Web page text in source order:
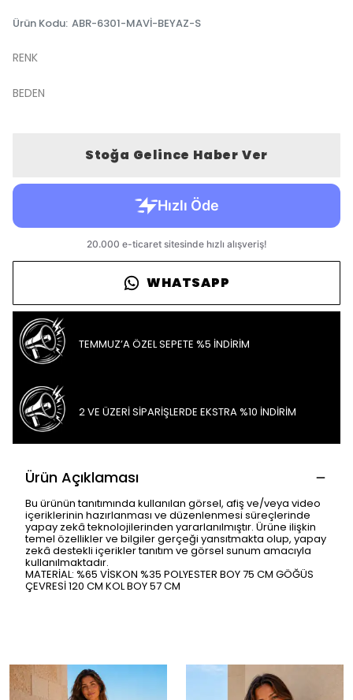
Ürün Kodu: ABR-6301-MAVİ-BEYAZ-S
RENK
BEDEN
Stoğa Gelince Haber Ver
WHATSAPP
TEMMUZ’A ÖZEL SEPETE %5 İNDİRİM
2 VE ÜZERİ SİPARİŞLERDE EKSTRA %10 İNDİRİM
Ürün Açıklaması
Bu ürünün tanıtımında kullanılan görsel, afiş ve/veya video
içeriklerinin hazırlanması ve düzenlenmesi süreçlerinde
yapay zekâ teknolojilerinden yararlanılmıştır. Ürüne ilişkin
temel özellikler ve bilgiler gerçeği yansıtmakta olup, yapay
zekâ destekli içerikler tanıtım ve görsel sunum amacıyla
kullanılmaktadır.
MATERİAL: %65 VİSKON %35 POLYESTER BOY 75 CM GÖĞÜS
ÇEVRESİ 120 CM KOL BOY 57 CM